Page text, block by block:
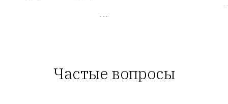
С любовью мы: Владимир и
Частые вопросы